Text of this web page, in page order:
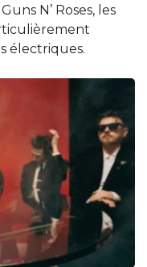
N’ Roses, les
électriques.